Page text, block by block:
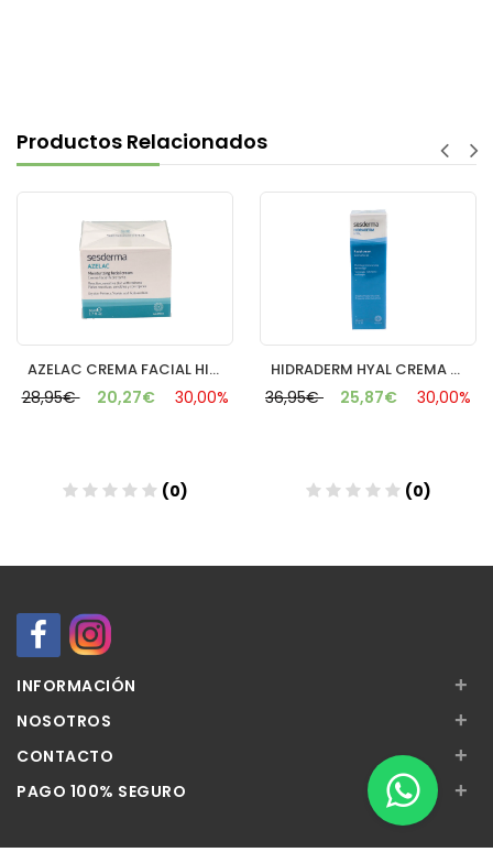
Productos Relacionados
AZELAC CREMA FACIAL HIDRATANTE 50 ML
28,95€ 20,27€ 30,00%
(0)
HIDRADERM HYAL CREMA FACIAL 50 ML
36,95€ 25,87€ 30,00%
(0)
INFORMACIÓN +
NOSOTROS +
CONTACTO +
PAGO 100% SEGURO +